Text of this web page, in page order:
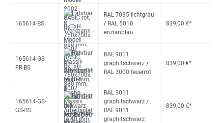
165614-BS
RAL 7035 lichtgrau
/ RAL 5010
enzianblau
839,00 €*
165614-GS-
FR-BS
RAL 9011
graphitschwarz /
RAL 3000 feuerrot
839,00 €*
165614-GS-
GS-BS
RAL 9011
graphitschwarz /
RAL 9011
graphitschwarz
839,00 €*